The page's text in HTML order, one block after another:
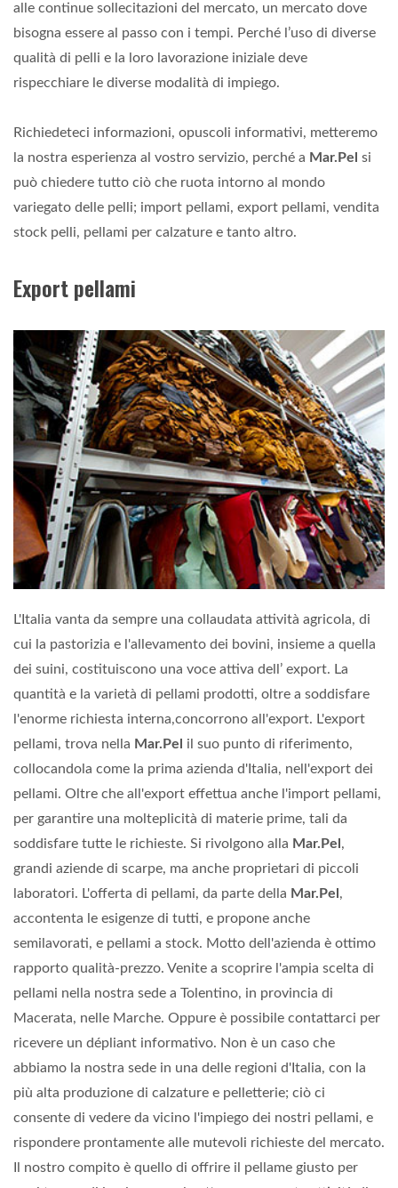
alle continue sollecitazioni del mercato, un mercato dove
bisogna essere al passo con i tempi. Perché l’uso di diverse
qualità di pelli e la loro lavorazione iniziale deve
rispecchiare le diverse modalità di impiego.
Richiedeteci informazioni, opuscoli informativi, metteremo
la nostra esperienza al vostro servizio, perché a Mar.Pel si
può chiedere tutto ciò che ruota intorno al mondo
variegato delle pelli; import pellami, export pellami, vendita
stock pelli, pellami per calzature e tanto altro.
Export pellami
L'Italia vanta da sempre una collaudata attività agricola, di
cui la pastorizia e l'allevamento dei bovini, insieme a quella
dei suini, costituiscono una voce attiva dell’ export. La
quantità e la varietà di pellami prodotti, oltre a soddisfare
l'enorme richiesta interna,concorrono all'export. L'export
pellami, trova nella Mar.Pel il suo punto di riferimento,
collocandola come la prima azienda d'Italia, nell'export dei
pellami. Oltre che all'export effettua anche l'import pellami,
per garantire una molteplicità di materie prime, tali da
soddisfare tutte le richieste. Si rivolgono alla Mar.Pel,
grandi aziende di scarpe, ma anche proprietari di piccoli
laboratori. L'offerta di pellami, da parte della Mar.Pel,
accontenta le esigenze di tutti, e propone anche
semilavorati, e pellami a stock. Motto dell'azienda è ottimo
rapporto qualità-prezzo. Venite a scoprire l'ampia scelta di
pellami nella nostra sede a Tolentino, in provincia di
Macerata, nelle Marche. Oppure è possibile contattarci per
ricevere un dépliant informativo. Non è un caso che
abbiamo la nostra sede in una delle regioni d'Italia, con la
più alta produzione di calzature e pelletterie; ciò ci
consente di vedere da vicino l'impiego dei nostri pellami, e
rispondere prontamente alle mutevoli richieste del mercato.
Il nostro compito è quello di offrire il pellame giusto per